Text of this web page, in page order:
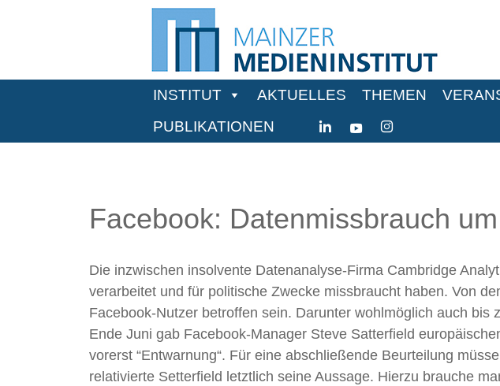
INSTITUT AKTUELLES THEMEN
PUBLIKATIONEN
Facebook: Datenmissbrauch
Die inzwischen insolvente Datenanalyse-Firma Cambridge
verarbeitet und für politische Zwecke missbraucht haben. Von
Facebook-Nutzer betroffen sein. Darunter wohlmöglich auch
Ende Juni gab Facebook-Manager Steve Satterfield
vorerst “Entwarnung“. Für eine abschließende Beurteilung
relativierte Setterfield letztlich seine Aussage. Hierzu brauche